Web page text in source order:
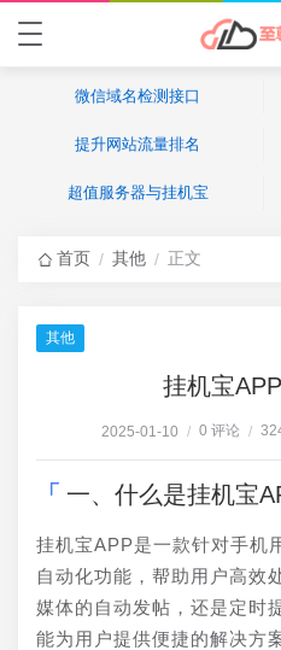
微信域名检测接口
提升网站流量排名
超值服务器与挂机宝
首页 / 其他 / 正文
其他
挂机宝
2025-01-10 / 0 评论 /
一、什么是挂机宝
挂机宝APP是一款针对手机
自动化功能，帮助用户高效
媒体的自动发帖，还是定时
能为用户提供便捷的解决方案